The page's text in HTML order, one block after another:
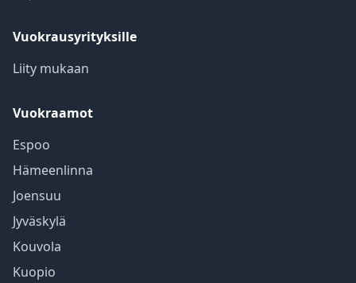
Vuokrausyrityksille
Liity mukaan
Vuokraamot
Espoo
Hämeenlinna
Joensuu
Jyväskylä
Kouvola
Kuopio